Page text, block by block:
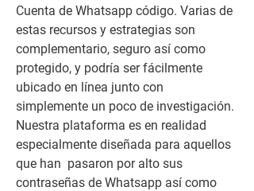
Cuenta de Whatsapp código. Varias de
estas recursos y estrategias son
complementario, seguro así como
protegido, y podría ser fácilmente
ubicado en línea junto con
simplemente un poco de investigación.
Nuestra plataforma es en realidad
especialmente diseñada para aquellos
que han  pasaron por alto sus
contraseñas de Whatsapp así como